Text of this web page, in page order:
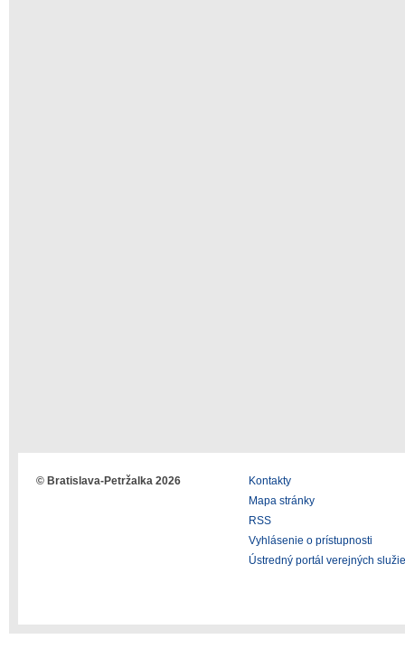
© Bratislava-Petržalka 2026
Kontakty
Mapa stránky
RSS
Vyhlásenie o prístupnosti
Ústredný portál verejných